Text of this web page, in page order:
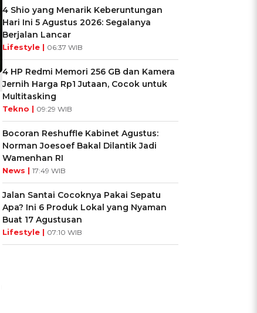
4 Shio yang Menarik Keberuntungan
Hari Ini 5 Agustus 2026: Segalanya
Berjalan Lancar
Lifestyle | 06:37 WIB
4 HP Redmi Memori 256 GB dan Kamera
Jernih Harga Rp1 Jutaan, Cocok untuk
Multitasking
Tekno | 09:29 WIB
Bocoran Reshuffle Kabinet Agustus:
Norman Joesoef Bakal Dilantik Jadi
Wamenhan RI
News | 17:49 WIB
Jalan Santai Cocoknya Pakai Sepatu
Apa? Ini 6 Produk Lokal yang Nyaman
Buat 17 Agustusan
Lifestyle | 07:10 WIB